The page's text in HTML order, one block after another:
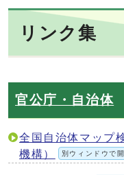
リンク集
官公庁・自治体
全国自治体マップ
機構）
別ウィンドウで開